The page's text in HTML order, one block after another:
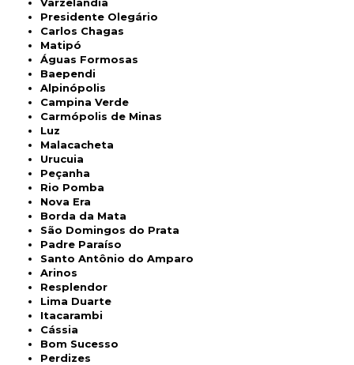
Presidente Olegário
Carlos Chagas
Matipó
Águas Formosas
Baependi
Alpinópolis
Campina Verde
Carmópolis de Minas
Luz
Malacacheta
Urucuia
Peçanha
Rio Pomba
Nova Era
Borda da Mata
São Domingos do Prata
Padre Paraíso
Santo Antônio do Amparo
Arinos
Resplendor
Lima Duarte
Itacarambi
Cássia
Bom Sucesso
Perdizes